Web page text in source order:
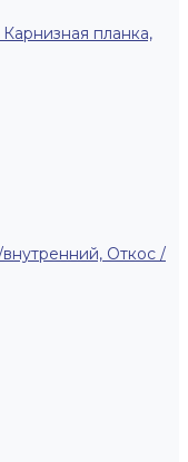
планка,
Откос /